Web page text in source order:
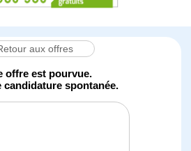
aux offres
offre est pourvue.
candidature spontanée.